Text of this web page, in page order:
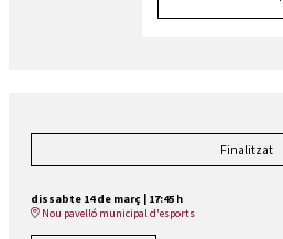
Finalitzat
dissabte 14 de març
17:45 h
Nou pavelló municipal d'esports